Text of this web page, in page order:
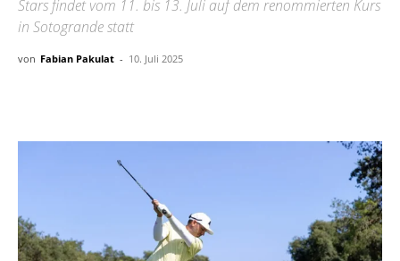
Stars findet vom 11. bis 13. Juli auf dem renommierten Kurs
in Sotogrande statt
von Fabian Pakulat - 10. Juli 2025